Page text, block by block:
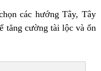
các hướng Tây, Tây
tăng cường tài lộc và ổn